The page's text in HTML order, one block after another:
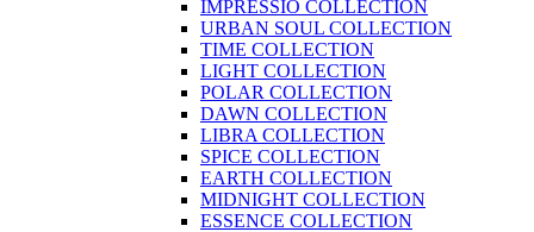
IMPRESSIO COLLECTION
URBAN SOUL COLLECTION
TIME COLLECTION
LIGHT COLLECTION
POLAR COLLECTION
DAWN COLLECTION
LIBRA COLLECTION
SPICE COLLECTION
EARTH COLLECTION
MIDNIGHT COLLECTION
ESSENCE COLLECTION